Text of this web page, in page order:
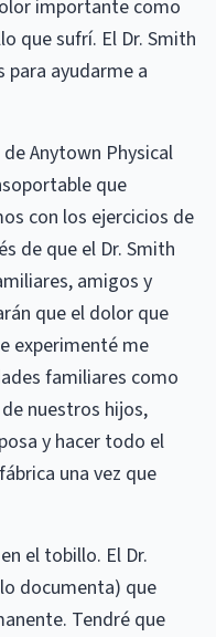
importante como
que sufrí. El Dr. Smith
ayudarme a
Anytown Physical
que
con los ejercicios de
de que el Dr. Smith
amigos y
que el dolor que
experimenté me
familiares como
nuestros hijos,
y hacer todo el
una vez que
el tobillo. El Dr.
documenta) que
Tendré que